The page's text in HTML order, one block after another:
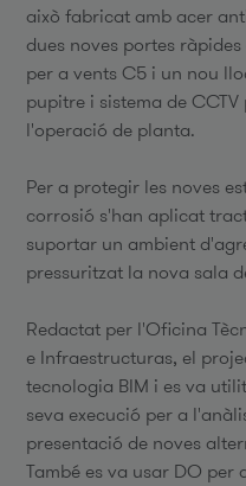
això fabricat amb acer
dues noves portes
per a vents C5 i un nou
pupitre i sistema de
l'operació de planta.
Per a protegir les noves
corrosió s'han aplicat
suportar un ambient
pressuritzat la nova sala
Redactat per l'Oficina
e Infraestructuras, el
tecnologia BIM i es va
seva execució per a
presentació de noves
També es va usar DO per